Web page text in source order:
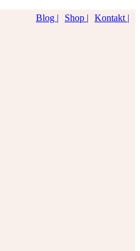
Blog | Shop | Kontakt |